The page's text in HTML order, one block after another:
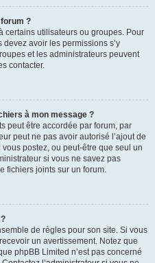
?
certains utilisateurs ou groupes. Pour
devez avoir les permissions s’y
et les administrateurs peuvent
contacter.
à mon message ?
peut être accordée par forum, par
peut ne pas avoir autorisé l’ajout de
postez, ou peut-être que seul un
si vous ne savez pas
fichiers joints sur un forum.
de règles pour son site. Si vous
un avertissement. Notez que
phpBB Limited n’est pas concerné